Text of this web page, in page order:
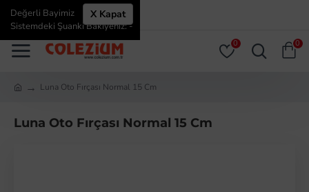
ÜYE GIRIŞI ÜYE OL
0 0
X Kapat
Değerli Bayimiz
Sistemdeki Şuanki Bakiyeniz: -
Luna Oto Fırçası Normal 15 Cm
Luna Oto Fırçası Normal 15 Cm